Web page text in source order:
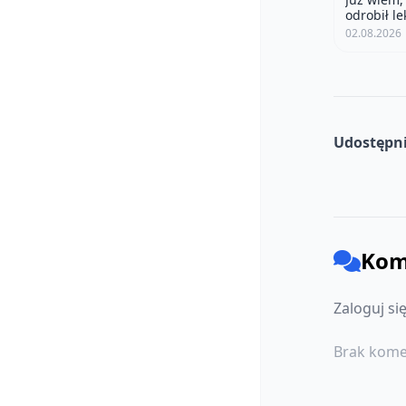
odrobił
02.08.2026
Zaloguj
Brak